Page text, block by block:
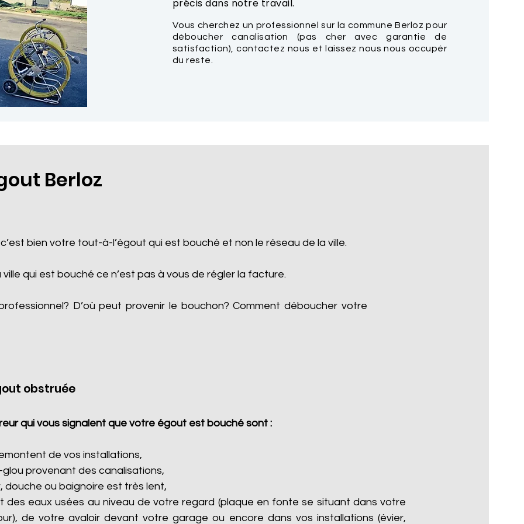
précis dans notre travail.
Vous cherchez un professionnel sur la commune Berloz pour
déboucher canalisation (pas cher avec garantie de
satisfaction), contactez nous et laissez nous nous occupér
du reste.
Berloz
bien votre tout-à-l’égout qui est bouché et non le réseau de la ville.
qui est bouché ce n’est pas à vous de régler la facture.
D’où peut provenir le bouchon? Comment déboucher votre
obstruée
qui vous signalent que votre égout est bouché sont :
de vos installations,
provenant des canalisations,
douche ou baignoire est très lent,
des eaux usées au niveau de votre regard (plaque en fonte se situant dans votre
de votre avaloir devant votre garage ou encore dans vos installations (évier,